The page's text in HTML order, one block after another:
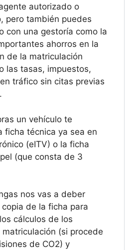
autorizado o
pero también puedes
con una gestoría como la
ahorros en la
de la matriculación
las tasas, impuestos,
tráfico sin citas previas
un vehículo te
ficha técnica ya sea en
(eITV) o la ficha
(que consta de 3
nos vas a deber
de la ficha para
cálculos de los
(si procede
de CO2) y